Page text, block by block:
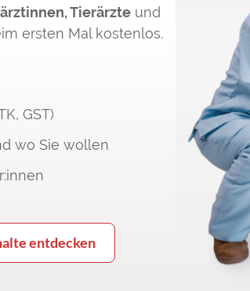
Tierärzte und
ersten Mal kostenlos.
GST)
wo Sie wollen
entdecken